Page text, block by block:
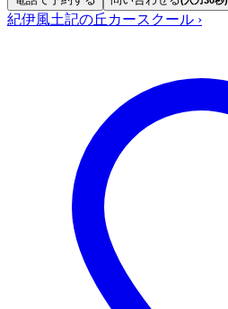
紀伊風土記の丘カースクール ›